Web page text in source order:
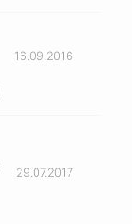
16.09.2016
29.07.2017